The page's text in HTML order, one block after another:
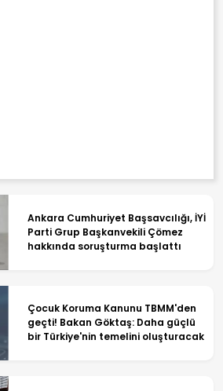
Ankara Cumhuriyet Başsavcılığı, İYİ
Parti Grup Başkanvekili Çömez
hakkında soruşturma başlattı
Çocuk Koruma Kanunu TBMM'den
geçti! Bakan Göktaş: Daha güçlü
bir Türkiye'nin temelini oluşturacak